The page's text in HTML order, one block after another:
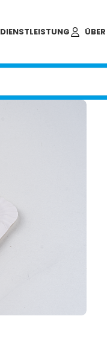
DIENSTLEISTUNG